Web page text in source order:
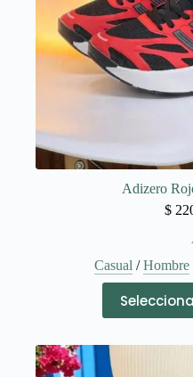
Adizero
$
Casual /Hombre